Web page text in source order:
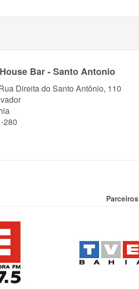
Bar - Santo Antonio
Direita do Santo Antônio, 110
280
Parceiros